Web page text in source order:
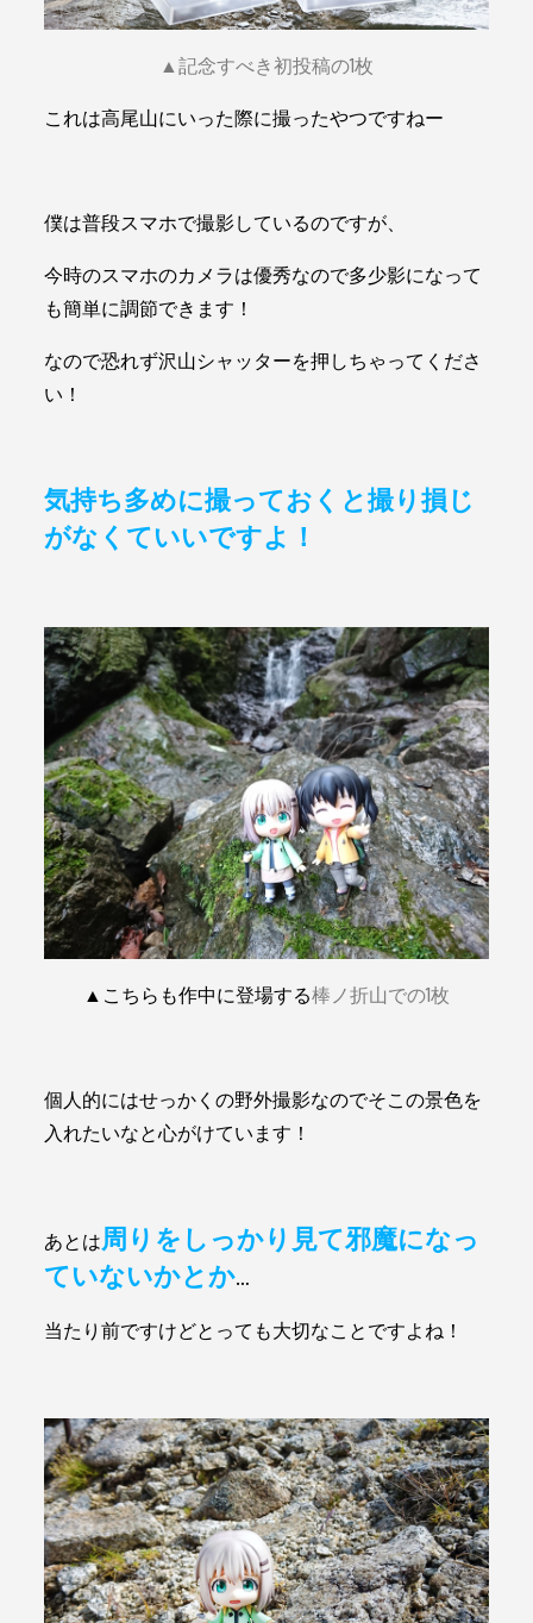
▲記念すべき初投稿の1枚
これは高尾山にいった際に撮ったやつですねー
僕は普段スマホで撮影しているのですが、
今時のスマホのカメラは優秀なので多少影になって
も簡単に調節できます！
なので恐れず沢山シャッターを押しちゃってくださ
い！
気持ち多めに撮っておくと撮り損じ
がなくていいですよ！
▲こちらも作中に登場する棒ノ折山での1枚
個人的にはせっかくの野外撮影なのでそこの景色を
入れたいなと心がけています！
あとは周りをしっかり見て邪魔になっ
ていないかとか…
当たり前ですけどとっても大切なことですよね！